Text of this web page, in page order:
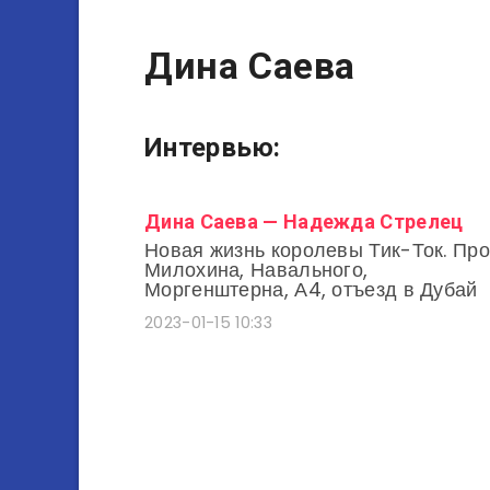
Дина Саева
Интервью:
Дина Саева — Надежда Стрелец
Новая жизнь королевы Тик-Ток. Про
Милохина, Навального,
Моргенштерна, А4, отъезд в Дубай
2023-01-15 10:33